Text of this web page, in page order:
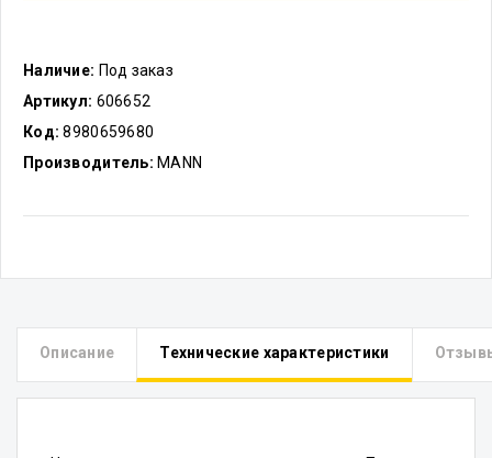
Наличие: Под заказ
Артикул: 606652
Код: 8980659680
Производитель: MANN
Описание Технические характеристики